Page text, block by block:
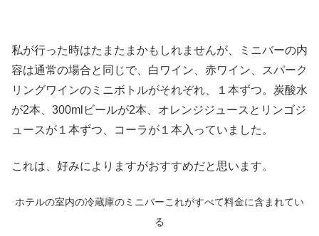
私が行った時はたまたまかもしれませんが、ミニバーの内
容は通常の場合と同じで、白ワイン、赤ワイン、スパーク
リングワインのミニボトルがそれぞれ、１本ずつ。炭酸水
が2本、300mlビールが2本、オレンジジュースとリンゴジ
ュースが１本ずつ、コーラが１本入っていました。
これは、好みによりますがおすすめだと思います。
ホテルの室内の冷蔵庫のミニバーこれがすべて料金に含まれてい
る